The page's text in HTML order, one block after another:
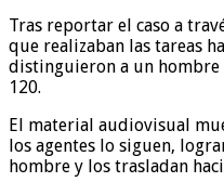
Tras reportar el caso a
que realizaban las tareas
distinguieron a un hombre
120.
El material audiovisual
los agentes lo siguen,
hombre y los trasladan